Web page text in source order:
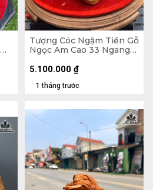
Tượng Cóc Ngậm Tiền Gỗ
Ngọc Am Cao 33 Ngang
1 tháng trước
5.100.000 ₫